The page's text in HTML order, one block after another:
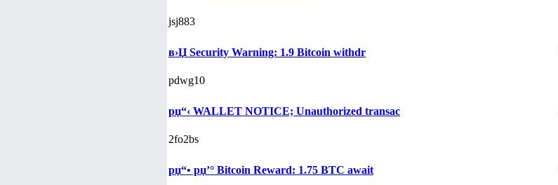
jsj883
в›Џ Security Warning: 1.9 Bitcoin withdr
pdwg10
рџ“‹ WALLET NOTICE; Unauthorized transac
2fo2bs
рџ“• рџ’° Bitcoin Reward: 1.75 BTC await